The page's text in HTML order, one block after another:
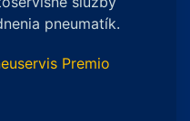
pneumatík.
Premio